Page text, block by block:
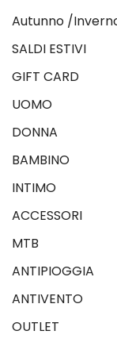
Autunno /
SALDI ESTIVI
GIFT CARD
UOMO
DONNA
BAMBINO
INTIMO
ACCESSORI
MTB
ANTIPIOGGIA
ANTIVENTO
OUTLET